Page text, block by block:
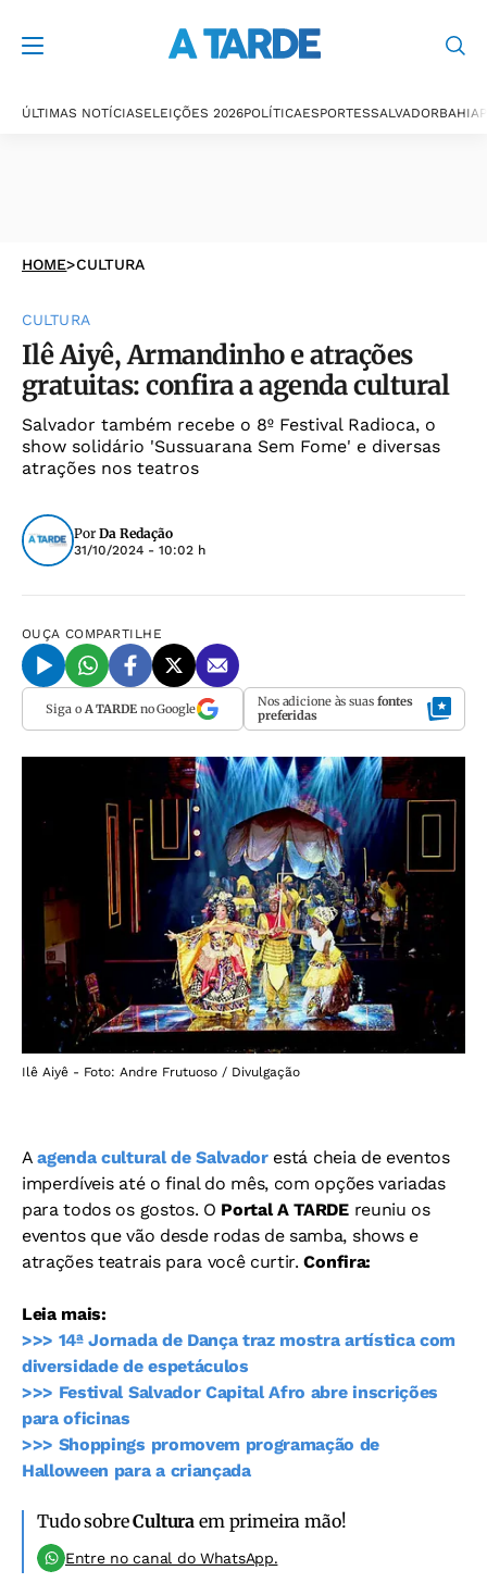
ÚLTIMAS NOTÍCIASELEIÇÕES 2026POLÍTICAESPORTESSALVADORBAHIA
HOME>CULTURA
CULTURA
Ilê Aiyê, Armandinho e atrações
gratuitas: confira a agenda cultural
Salvador também recebe o 8º Festival Radioca, o
show solidário 'Sussuarana Sem Fome' e diversas
atrações nos teatros
Por Da Redação
31/10/2024 - 10:02 h
OUÇA COMPARTILHE
Siga o A TARDEno Google Nos adicione às suas fontes
preferidas
Ilê Aiyê - Foto: Andre Frutuoso / Divulgação
Aagenda cultural de Salvadorestá cheia de eventos
imperdíveis até o final do mês, com opções variadas
para todos os gostos. O Portal A TARDEreuniu os
eventos que vão desde rodas de samba, shows e
atrações teatrais para você curtir.Confira:
Leia mais:
>>> 14ª Jornada de Dança traz mostra artística com
diversidade de espetáculos
>>> Festival Salvador Capital Afro abre inscrições
para oficinas
>>> Shoppings promovem programação de
Halloween para a criançada
Tudo sobreCultura em primeira mão!
Entre no canal do WhatsApp.